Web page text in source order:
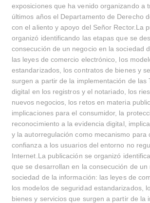
exposiciones que ha venido organizando a
últimos años el Departamento de Derecho
con el aliento y apoyo del Señor Rector.La
organizó identificando las etapas que se
consecución de un negocio en la sociedad
las leyes de comercio electrónico, los
estandarizados, los contratos de bienes y
surgen a partir de la implementación de las
digital en los registros y el notariado, los
nuevos negocios, los retos en materia
implicaciones para el consumidor, la
reconocimiento a la evidencia digital,
y la autorregulación como mecanismo para
confianza a los usuarios del entorno no
Internet.La publicación se organizó
que se desarrollan en la consecución de un
sociedad de la información: las leyes de
los modelos de seguridad estandarizados,
bienes y servicios que surgen a partir de la